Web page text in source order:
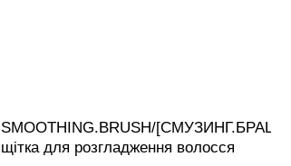
SMOOTHING.BRUSH/[СМУЗИНГ.БРАШ]
щітка для розгладження волосся